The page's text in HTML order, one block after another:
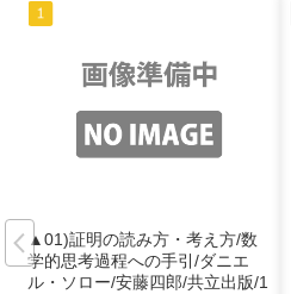
▲01)証明の読み方・考え方/数
学的思考過程への手引/ダニエ
ル・ソロー/安藤四郎/共立出版/1